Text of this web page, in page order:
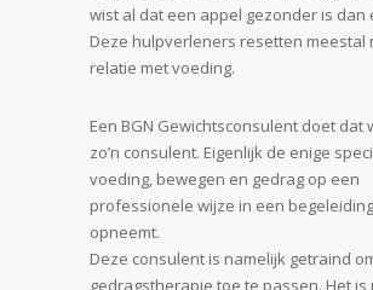
wist al dat een appel gezonder is dan
Deze hulpverleners resetten meestal
relatie met voeding.
Een BGN Gewichtsconsulent doet dat
zo’n consulent. Eigenlijk de enige
voeding, bewegen en gedrag op een
professionele wijze in een
opneemt.
Deze consulent is namelijk getraind
gedragstherapie toe te passen. Het is